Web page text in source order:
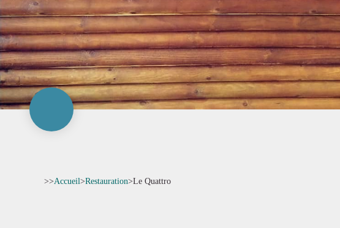
>>Accueil>Restauration>Le Quattro